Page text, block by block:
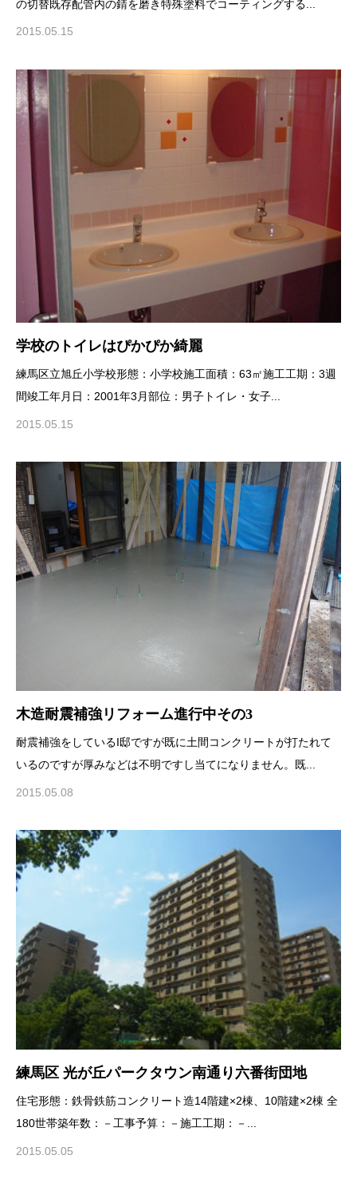
の切替既存配管内の錆を磨き特殊塗料でコーティングする...
2015.05.15
学校のトイレはぴかぴか綺麗
練馬区立旭丘小学校形態：小学校施工面積：63㎡施工工期：3週
間竣工年月日：2001年3月部位：男子トイレ・女子...
2015.05.15
木造耐震補強リフォーム進行中その3
耐震補強をしているI邸ですが既に土間コンクリートが打たれて
いるのですが厚みなどは不明ですし当てになりません。既...
2015.05.08
練馬区 光が丘パークタウン南通り六番街団地
住宅形態：鉄骨鉄筋コンクリート造14階建×2棟、10階建×2棟 全
180世帯築年数：－工事予算：－施工工期：－...
2015.05.05